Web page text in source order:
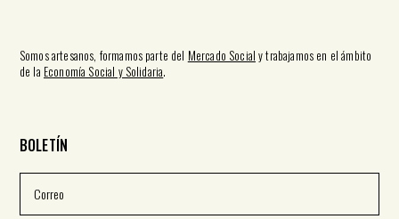
Somos artesanos, formamos parte del Mercado Social y trabajamos en el ámbito
de la Economía Social y Solidaria.
BOLETÍN